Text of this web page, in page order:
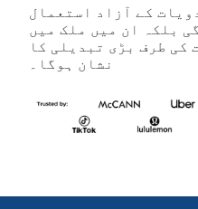
کے آزاد استعمال
بلکہ ان میں ملک میں
کی طرف بڑی تبدیلی کا
نشان ہوگا۔